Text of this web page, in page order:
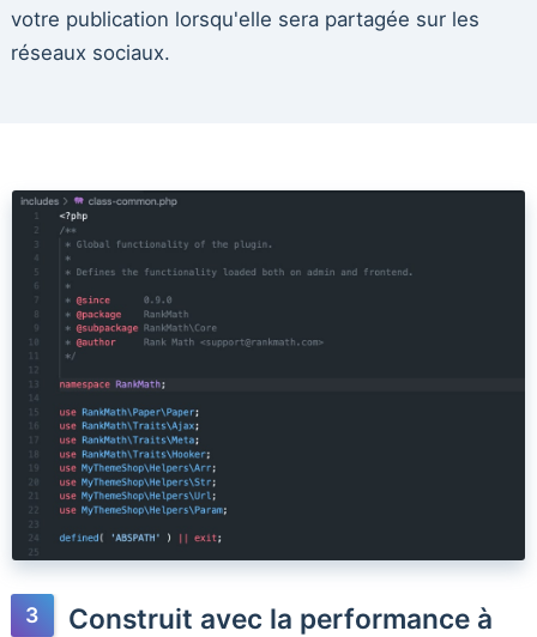
votre publication lorsqu'elle sera partagée sur les
réseaux sociaux.
Construit avec la performance à